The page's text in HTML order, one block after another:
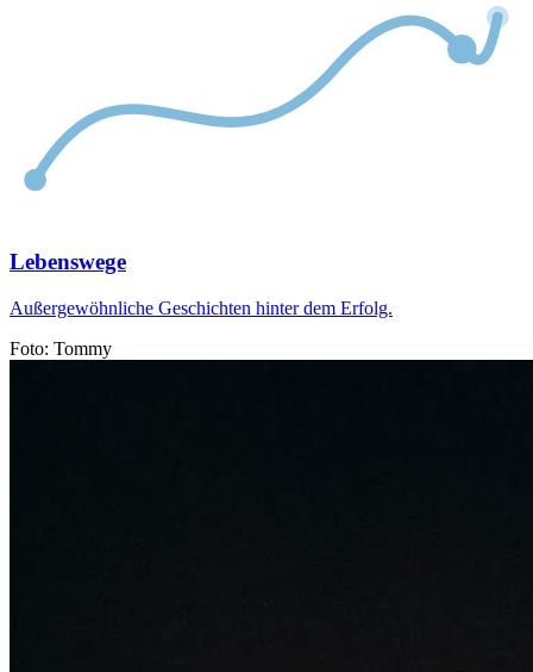
Lebenswege
Außergewöhnliche Geschichten hinter dem Erfolg.
Foto: Tommy